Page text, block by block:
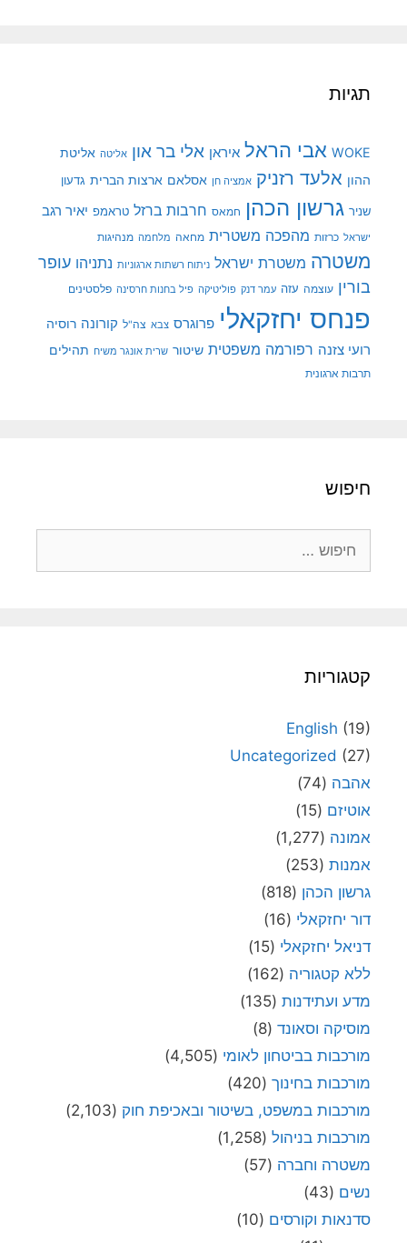
תגיות
WOKE אבי הראל איראן אלי בר און אליטה אליטת
ההון אלעד רזניק אמציה חן אסלאם ארצות הברית גדעון
שניר גרשון הכהן חמאס חרבות ברזל טראמפ יאיר רגב
ישראל כרזות מהפכה משטרית מחאה מלחמה מנהיגות
משטרה משטרת ישראל ניתוח רשתות ארגוניות נתניהו עופר
בורין עוצמה עזה עמר דנק פוליטיקה פיל בחנות חרסינה פלסטינים
פנחס יחזקאלי פרוגרס צבא צה"ל קורונה רוסיה
רועי צזנה רפורמה משפטית שיטור שרית אונגר משיח תהילים
תרבות ארגונית
חיפוש
קטגוריות
English (19)
Uncategorized (27)
אהבה (74)
אוטיזם (15)
אמונה (1,277)
אמנות (253)
גרשון הכהן (818)
דור יחזקאלי (16)
דניאל יחזקאלי (15)
ללא קטגוריה (162)
מדע ועתידנות (135)
מוסיקה וסאונד (8)
מורכבות בביטחון לאומי (4,505)
מורכבות בחינוך (420)
מורכבות במשפט, בשיטור ובאכיפת חוק (2,103)
מורכבות בניהול (1,258)
משטרה וחברה (57)
נשים (43)
סדנאות וקורסים (10)